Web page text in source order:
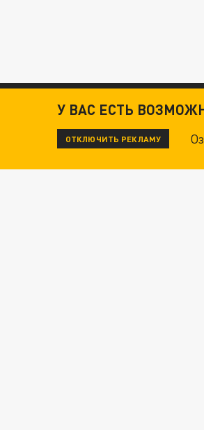
У ВАС ЕСТЬ
ОТКЛЮЧИТЬ РЕКЛАМУ